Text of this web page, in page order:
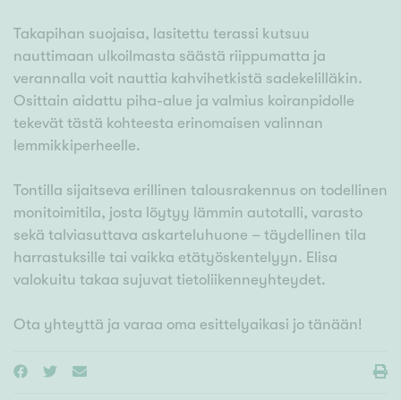
Takapihan suojaisa, lasitettu terassi kutsuu
nauttimaan ulkoilmasta säästä riippumatta ja
verannalla voit nauttia kahvihetkistä sadekelilläkin.
Osittain aidattu piha-alue ja valmius koiranpidolle
tekevät tästä kohteesta erinomaisen valinnan
lemmikkiperheelle.
Tontilla sijaitseva erillinen talousrakennus on todellinen
monitoimitila, josta löytyy lämmin autotalli, varasto
sekä talviasuttava askarteluhuone – täydellinen tila
harrastuksille tai vaikka etätyöskentelyyn. Elisa
valokuitu takaa sujuvat tietoliikenneyhteydet.
Ota yhteyttä ja varaa oma esittelyaikasi jo tänään!